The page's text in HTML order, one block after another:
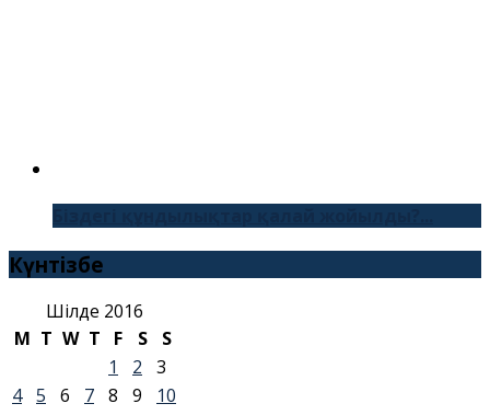
Күнтізбе
Шілде 2016
M T W T F S S
1 2
3
4 5 6 7 8 9
10